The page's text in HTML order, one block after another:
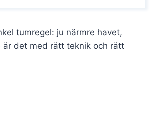
tumregel: ju närmre havet,
är det med rätt teknik och rätt